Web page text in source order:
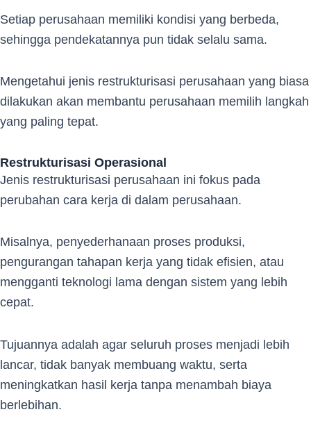
Setiap perusahaan memiliki kondisi yang berbeda,
sehingga pendekatannya pun tidak selalu sama.
Mengetahui jenis restrukturisasi perusahaan yang biasa
dilakukan akan membantu perusahaan memilih langkah
yang paling tepat.
Restrukturisasi Operasional
Jenis restrukturisasi perusahaan ini fokus pada
perubahan cara kerja di dalam perusahaan.
Misalnya, penyederhanaan proses produksi,
pengurangan tahapan kerja yang tidak efisien, atau
mengganti teknologi lama dengan sistem yang lebih
cepat.
Tujuannya adalah agar seluruh proses menjadi lebih
lancar, tidak banyak membuang waktu, serta
meningkatkan hasil kerja tanpa menambah biaya
berlebihan.